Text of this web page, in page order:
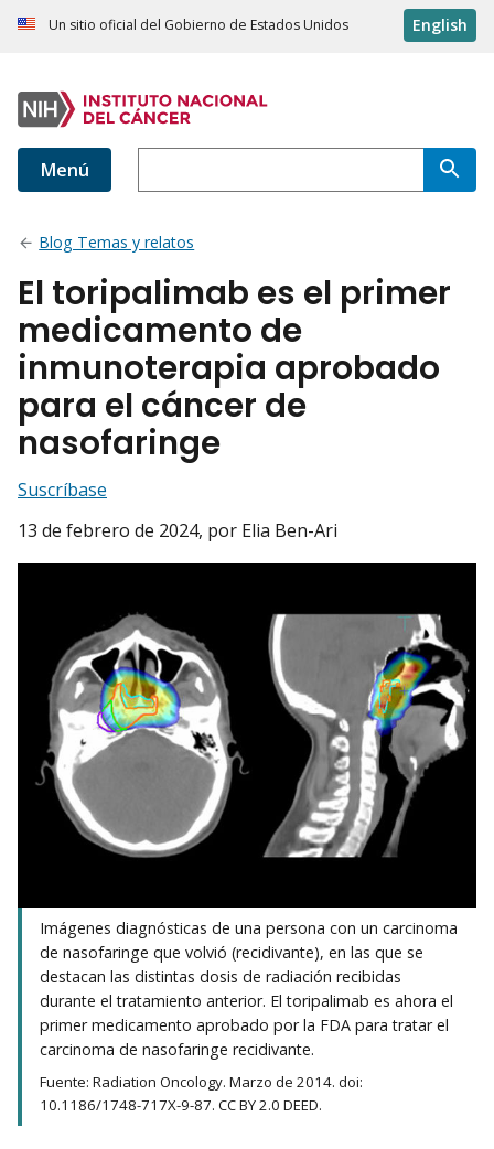
Un sitio oficial del Gobierno de Estados Unidos English
Menú
Blog Temas y relatos
El toripalimab es el primer
medicamento de
inmunoterapia aprobado
para el cáncer de
nasofaringe
Suscríbase
13 de febrero de 2024, por Elia Ben-Ari
Imágenes diagnósticas de una persona con un carcinoma
de nasofaringe que volvió (recidivante), en las que se
destacan las distintas dosis de radiación recibidas
durante el tratamiento anterior. El toripalimab es ahora el
primer medicamento aprobado por la FDA para tratar el
carcinoma de nasofaringe recidivante.
Fuente: Radiation Oncology. Marzo de 2014. doi:
10.1186/1748-717X-9-87. CC BY 2.0 DEED.